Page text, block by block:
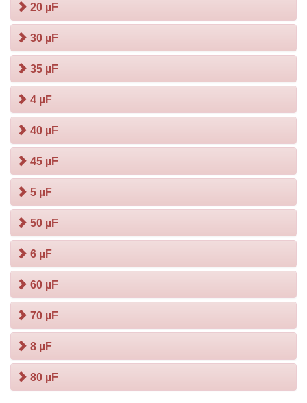
20 µF
30 µF
35 µF
4 µF
40 µF
45 µF
5 µF
50 µF
6 µF
60 µF
70 µF
8 µF
80 µF